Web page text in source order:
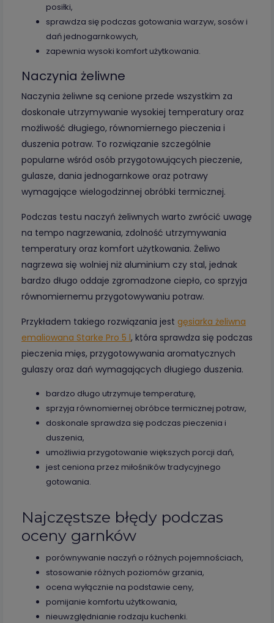
posiłki,
sprawdza się podczas gotowania warzyw, sosów i
dań jednogarnkowych,
zapewnia wysoki komfort użytkowania.
Naczynia żeliwne
Naczynia żeliwne są cenione przede wszystkim za
doskonałe utrzymywanie wysokiej temperatury oraz
możliwość długiego, równomiernego pieczenia i
duszenia potraw. To rozwiązanie szczególnie
popularne wśród osób przygotowujących pieczenie,
gulasze, dania jednogarnkowe oraz potrawy
wymagające wielogodzinnej obróbki termicznej.
Podczas testu naczyń żeliwnych warto zwrócić uwagę
na tempo nagrzewania, zdolność utrzymywania
temperatury oraz komfort użytkowania. Żeliwo
nagrzewa się wolniej niż aluminium czy stal, jednak
bardzo długo oddaje zgromadzone ciepło, co sprzyja
równomiernemu przygotowywaniu potraw.
Przykładem takiego rozwiązania jest gęsiarka żeliwna
emaliowana Starke Pro 5 l, która sprawdza się podczas
pieczenia mięs, przygotowywania aromatycznych
gulaszy oraz dań wymagających długiego duszenia.
bardzo długo utrzymuje temperaturę,
sprzyja równomiernej obróbce termicznej potraw,
doskonale sprawdza się podczas pieczenia i
duszenia,
umożliwia przygotowanie większych porcji dań,
jest ceniona przez miłośników tradycyjnego
gotowania.
Najczęstsze błędy podczas
oceny garnków
porównywanie naczyń o różnych pojemnościach,
stosowanie różnych poziomów grzania,
ocena wyłącznie na podstawie ceny,
pomijanie komfortu użytkowania,
nieuwzględnianie rodzaju kuchenki.